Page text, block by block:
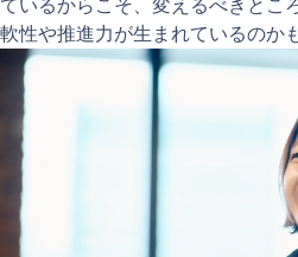
ているからこそ、変えるべきとこ
軟性や推進力が生まれているのか